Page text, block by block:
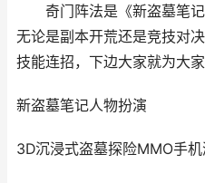
奇门阵法是《新盗墓笔记
无论是副本开荒还是竞技对
技能连招，下边大家就为大
新盗墓笔记人物扮演
3D沉浸式盗墓探险MMO手